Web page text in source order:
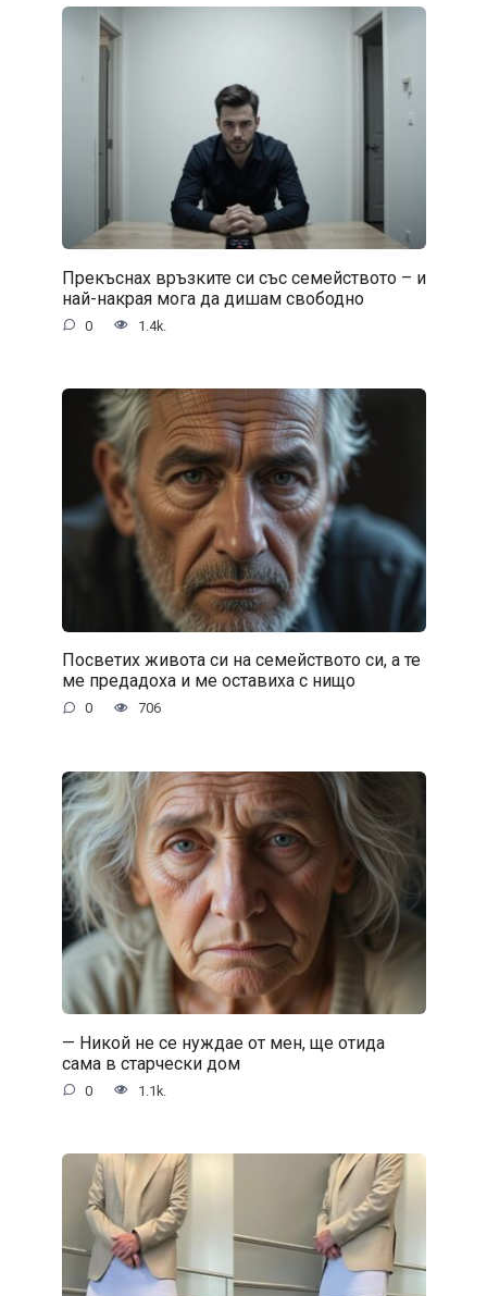
Прекъснах връзките си със семейството – и
най-накрая мога да дишам свободно
0 1.4k.
Посветих живота си на семейството си, а те
ме предадоха и ме оставиха с нищо
0 706
— Никой не се нуждае от мен, ще отида
сама в старчески дом
0 1.1k.